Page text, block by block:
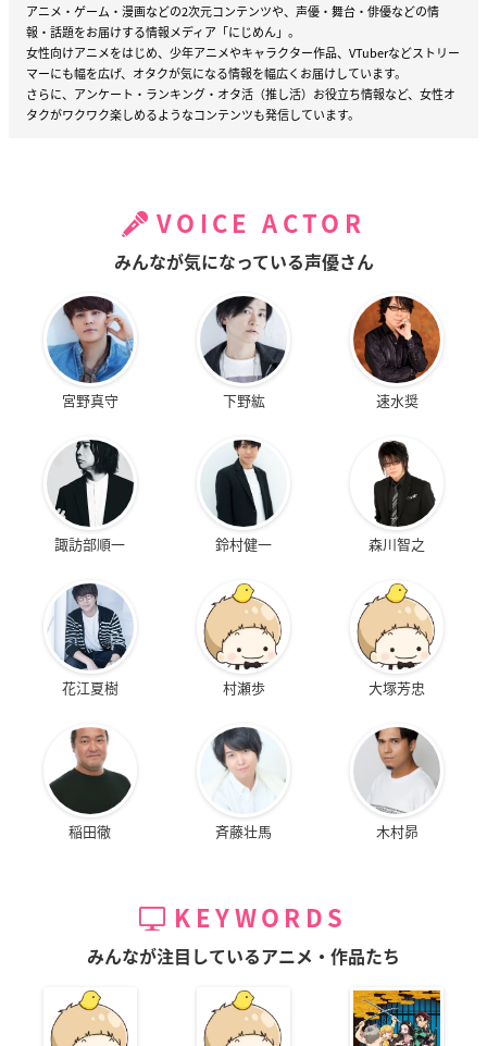
アニメ・ゲーム・漫画などの2次元コンテンツや、声優・舞台・俳優などの情
報・話題をお届けする情報メディア「にじめん」。
女性向けアニメをはじめ、少年アニメやキャラクター作品、VTuberなどストリー
マーにも幅を広げ、オタクが気になる情報を幅広くお届けしています。
さらに、アンケート・ランキング・オタ活（推し活）お役立ち情報など、女性オ
タクがワクワク楽しめるようなコンテンツも発信しています。
VOICE ACTOR
みんなが気になっている声優さん
宮野真守 下野紘 速水奨
諏訪部順一 鈴村健一 森川智之
花江夏樹 村瀬歩 大塚芳忠
稲田徹 斉藤壮馬 木村昴
KEYWORDS
みんなが注目しているアニメ・作品たち